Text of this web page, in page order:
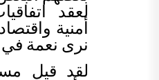
لعقد
أمنية
نرى نعمة في
لقد قيل